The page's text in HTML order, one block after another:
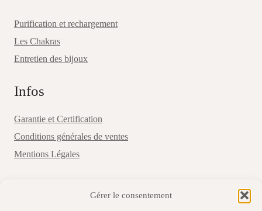
Gérer le consentement
Purification et rechargement
Les Chakras
Entretien des bijoux
Infos
Garantie et Certification
Conditions générales de ventes
Mentions Légales